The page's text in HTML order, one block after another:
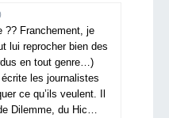
?? Franchement, je
lui reprocher bien des
en tout genre…)
les journalistes
ce qu’ils veulent. Il
Dilemme, du Hic…